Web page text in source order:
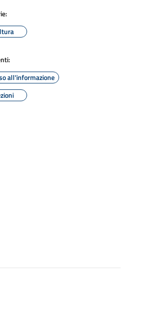
all'informazione